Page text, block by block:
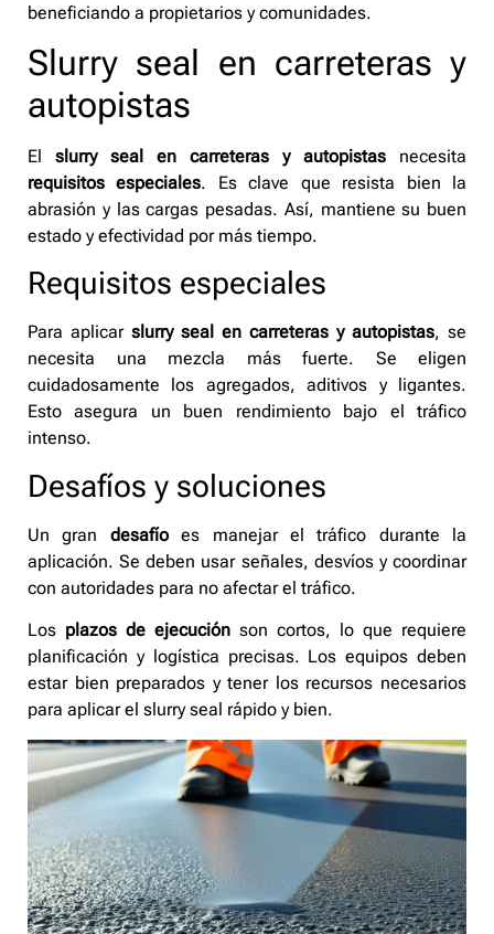
beneficiando a propietarios y comunidades.
Slurry seal en carreteras y
autopistas
El slurry seal en carreteras y autopistas necesita
requisitos especiales. Es clave que resista bien la
abrasión y las cargas pesadas. Así, mantiene su buen
estado y efectividad por más tiempo.
Requisitos especiales
Para aplicar slurry seal en carreteras y autopistas, se
necesita una mezcla más fuerte. Se eligen
cuidadosamente los agregados, aditivos y ligantes.
Esto asegura un buen rendimiento bajo el tráfico
intenso.
Desafíos y soluciones
Un gran desafíoes manejar el tráfico durante la
aplicación. Se deben usar señales, desvíos y coordinar
con autoridades para no afectar el tráfico.
Los plazos de ejecución son cortos, lo que requiere
planificación y logística precisas. Los equipos deben
estar bien preparados y tener los recursos necesarios
para aplicar el slurry seal rápido y bien.